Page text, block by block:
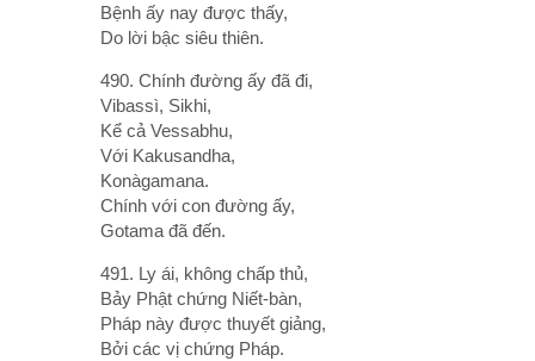
Bệnh ấy nay được thấy,
Do lời bậc siêu thiên.
490. Chính đường ấy đã đi,
Vibassì, Sikhi,
Kể cả Vessabhu,
Với Kakusandha,
Konàgamana.
Chính với con đường ấy,
Gotama đã đến.
491. Ly ái, không chấp thủ,
Bảy Phật chứng Niết-bàn,
Pháp này được thuyết giảng,
Bởi các vị chứng Pháp.